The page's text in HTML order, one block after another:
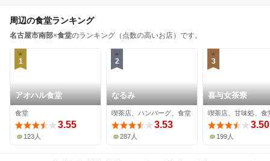
周辺の食堂ランキング
名古屋市南部×食堂のランキング（点数の高いお店）です。
1
アオハル食堂
食堂
3.55
123人
2
なるみ
喫茶店、ハンバーグ、食堂
3.53
287人
3
喜与女茶寮
喫茶店、甘味処、食
3.50
199人